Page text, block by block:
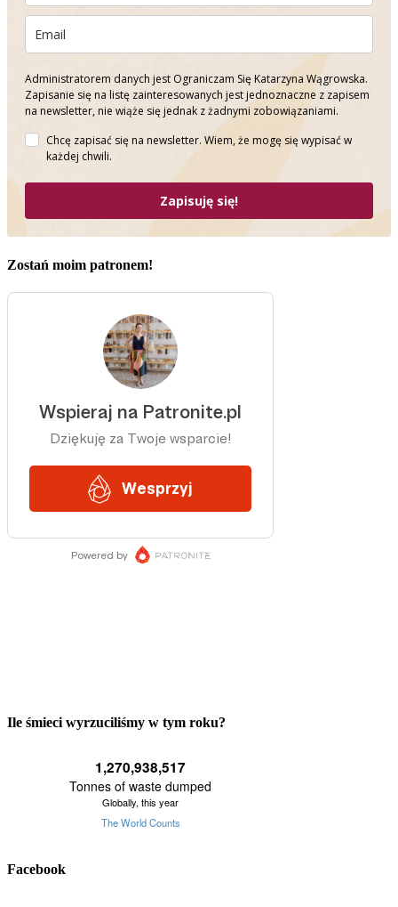
Administratorem danych jest Ograniczam Się Katarzyna Wągrowska.
Zapisanie się na listę zainteresowanych jest jednoznaczne z zapisem
na newsletter, nie wiąże się jednak z żadnymi zobowiązaniami.
Chcę zapisać się na newsletter. Wiem, że mogę się wypisać w
każdej chwili.
Zapisuję się!
Zostań moim patronem!
Ile śmieci wyrzuciliśmy w tym roku?
Facebook